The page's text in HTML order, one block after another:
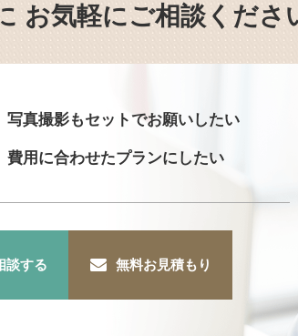
お気軽にご相談くださ
写真撮影もセットでお願いしたい
費用に合わせたプランにしたい
談する 無料お見積もり